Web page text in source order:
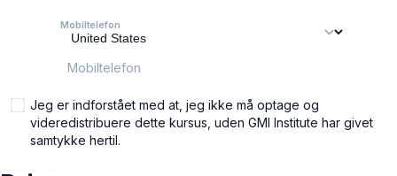
Mobiltelefon
Mobiltelefon
Jeg er indforstået med at, jeg ikke må optage og
videredistribuere dette kursus, uden GMI Institute har givet
samtykke hertil.